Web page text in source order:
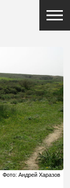
Фото: Андрей Харазов